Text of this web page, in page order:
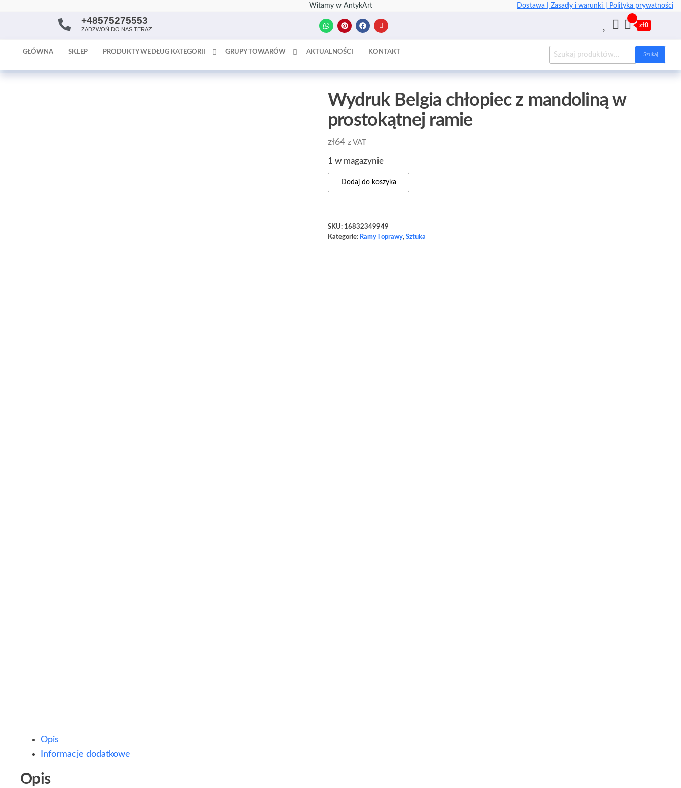
Witamy w AntykArt Dostawa | Zasady i warunki | Polityka prywatności
AntykArt
poświęcona
sprzedaży
tapet
+48575275553
ZADZWOŃ DO NAS TERAZ
zł0
GŁÓWNA SKLEP PRODUKTY WEDŁUG KATEGORII GRUPY TOWARÓW AKTUALNOŚCI KONTAKT Szukaj
Wydruk Belgia chłopiec z mandoliną w
prostokątnej ramie
zł64 z VAT
1 w magazynie
Dodaj do koszyka
SKU: 16832349949
Kategorie: Ramy i oprawy, Sztuka
Opis
Informacje dodatkowe
Opis